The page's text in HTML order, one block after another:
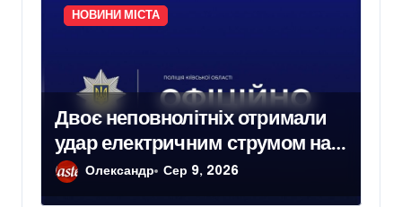
НОВИНИ МІСТА
Двоє неповнолітніх отримали
удар електричним струмом на
залізничних коліях у Броварах
Олександр Сер 9, 2026